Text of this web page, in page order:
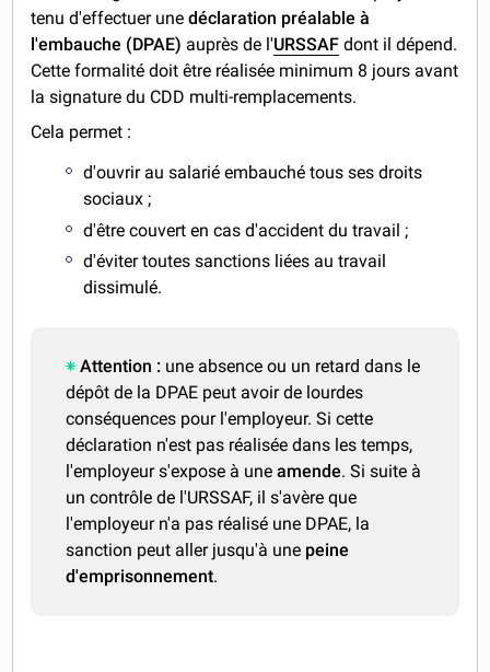
tenu d'effectuer unedéclaration préalable à
l'embauche (DPAE) auprès de l'URSSAF dont il dépend.
Cette formalité doit être réalisée minimum 8 jours avant
la signature du CDD multi-remplacements.
Cela permet :
d'ouvrir au salarié embauché tous ses droits
sociaux ;
d'être couvert en cas d'accident du travail ;
d'éviter toutes sanctions liées au travail
dissimulé.
Attention : une absence ou un retard dans le
dépôt de la DPAE peut avoir de lourdes
conséquences pour l'employeur. Si cette
déclaration n'est pas réalisée dans les temps,
l'employeur s'expose à uneamende. Si suite à
un contrôle de l'URSSAF, il s'avère que
l'employeur n'a pas réalisé une DPAE, la
sanction peut aller jusqu'à une peine
d'emprisonnement.